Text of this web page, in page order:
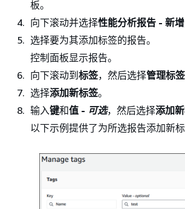
板。
向下滚动并选择性能分析报告 - 新增
选择要为其添加标签的报告。
控制面板显示报告。
向下滚动到 标签，然后选择管理标签
选择添加新标签。
输入键和值 - 可选，然后选择添加
以下示例提供了为所选报告添加新标